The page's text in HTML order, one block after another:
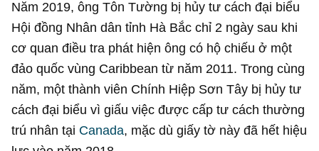
Năm 2019, ông Tôn Tường bị hủy tư cách đại biểu
Hội đồng Nhân dân tỉnh Hà Bắc chỉ 2 ngày sau khi
cơ quan điều tra phát hiện ông có hộ chiếu ở một
đảo quốc vùng Caribbean từ năm 2011. Trong cùng
năm, một thành viên Chính Hiệp Sơn Tây bị hủy tư
cách đại biểu vì giấu việc được cấp tư cách thường
trú nhân tại Canada, mặc dù giấy tờ này đã hết hiệu